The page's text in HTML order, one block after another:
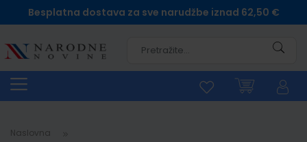
Besplatna dostava za sve narudžbe iznad 62,50 €
Naslovna